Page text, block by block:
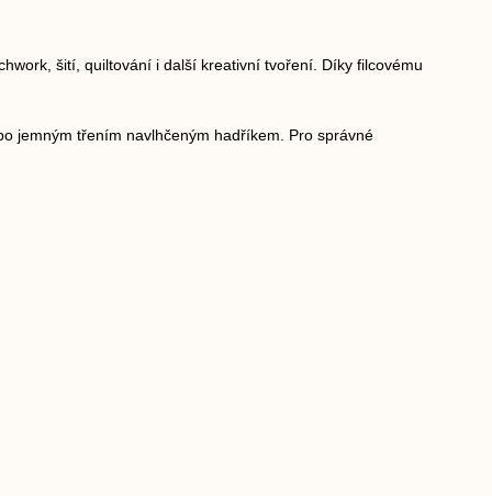
šití, quiltování i další kreativní tvoření. Díky filcovému
jemným třením navlhčeným hadříkem. Pro správné